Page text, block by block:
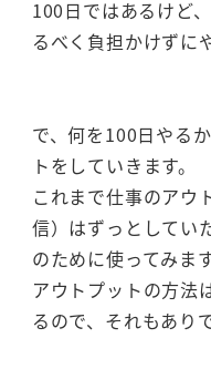
100日ではあるけど
るべく負担かけずに
で、何を100日やる
トをしていきます。
これまで仕事のアウ
信）はずっとしてい
のために使ってみます
アウトプットの方法
るので、それもありで